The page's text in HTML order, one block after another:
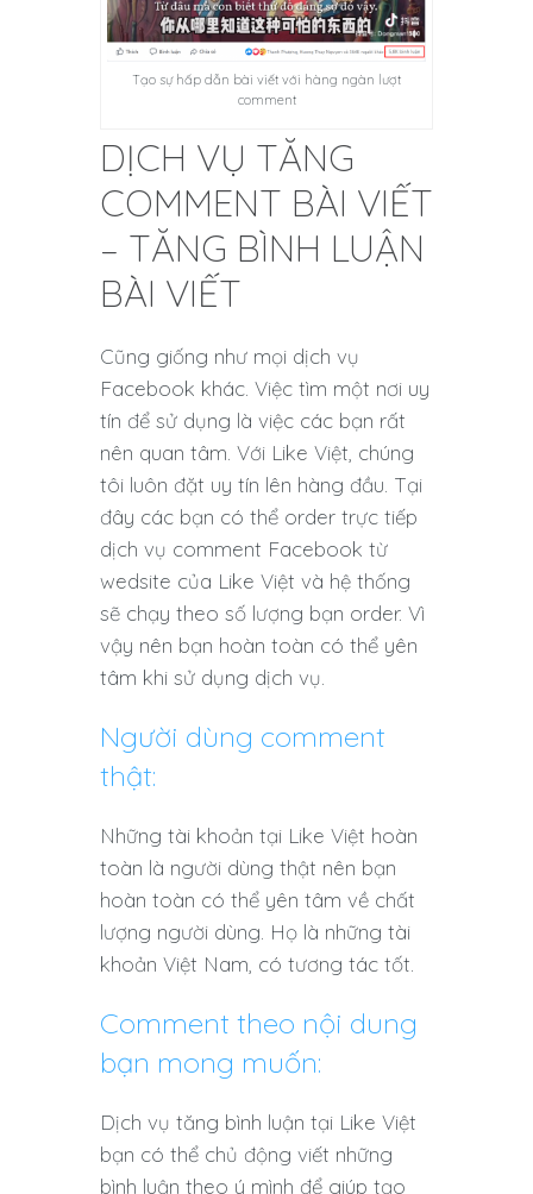
Tạo sự hấp dẫn bài viết với hàng ngàn lượt
comment
DỊCH VỤ TĂNG
COMMENT BÀI VIẾT
– TĂNG BÌNH LUẬN
BÀI VIẾT
Cũng giống như mọi dịch vụ
Facebook khác. Việc tìm một nơi uy
tín để sử dụng là việc các bạn rất
nên quan tâm. Với Like Việt, chúng
tôi luôn đặt uy tín lên hàng đầu. Tại
đây các bạn có thể order trực tiếp
dịch vụ comment Facebook từ
wedsite của Like Việt và hệ thống
sẽ chạy theo số lượng bạn order. Vì
vậy nên bạn hoàn toàn có thể yên
tâm khi sử dụng dịch vụ.
Người dùng comment
thật:
Những tài khoản tại Like Việt hoàn
toàn là người dùng thật nên bạn
hoàn toàn có thể yên tâm về chất
lượng người dùng. Họ là những tài
khoản Việt Nam, có tương tác tốt.
Comment theo nội dung
bạn mong muốn:
Dịch vụ tăng bình luận tại Like Việt
bạn có thể chủ động viết những
bình luận theo ý mình để giúp tạo